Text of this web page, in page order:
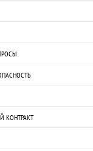
КОНТРАКТ